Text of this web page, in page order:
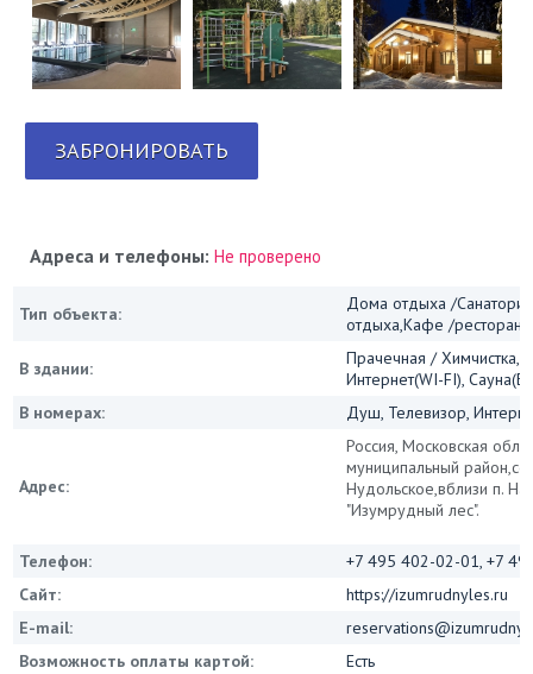
ЗАБРОНИРОВАТЬ
Адреса и телефоны:Не проверено
Тип объекта:
Дома отдыха /
отдыха,Кафе /рестораны
В здании:
Прачечная / Химчистка,
Интернет(WI-FI),
В номерах:
Душ, Телевизор,
Адрес:
Россия, Московская
муниципальный
Нудольское,вблизи п.
"Изумрудный лес".
Телефон:
+7 495 402-02-01, +7
Сайт:
https://izumrudnyles.ru
E-mail:
Возможность оплаты картой:
Есть